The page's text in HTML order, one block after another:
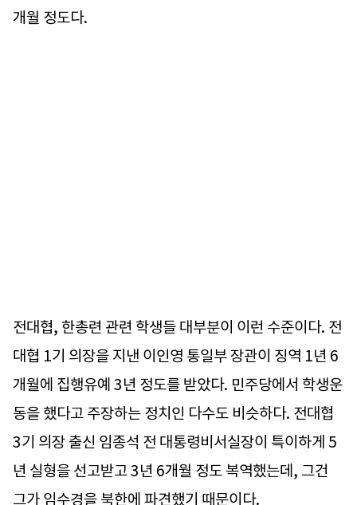
개월 정도다.
전대협, 한총련 관련 학생들 대부분이 이런 수준이다. 전
대협 1기 의장을 지낸 이인영 통일부 장관이 징역 1년 6
개월에 집행유예 3년 정도를 받았다. 민주당에서 학생운
동을 했다고 주장하는 정치인 다수도 비슷하다. 전대협
3기 의장 출신 임종석 전 대통령비서실장이 특이하게 5
년 실형을 선고받고 3년 6개월 정도 복역했는데, 그건
그가 임수경을 북한에 파견했기 때문이다.